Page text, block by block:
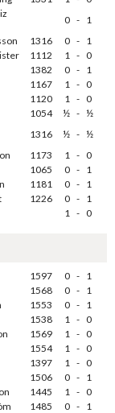
0 - 1
1316 0 - 1
1112 1 - 0
1382 0 - 1
1167 1 - 0
1120 1 - 0
1054 ½ - ½
1316 ½ - ½
1173 1 - 0
1065 0 - 1
1181 0 - 1
1226 0 - 1
1 - 0
1597 0 - 1
1568 0 - 1
1553 0 - 1
1538 1 - 0
1569 1 - 0
1554 1 - 0
1397 1 - 0
1506 0 - 1
1445 1 - 0
1485 0 - 1